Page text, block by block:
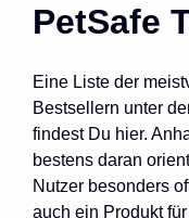
PetSafe
Eine Liste der
Bestsellern unter
findest Du hier.
bestens daran
Nutzer besonders
auch ein Produkt